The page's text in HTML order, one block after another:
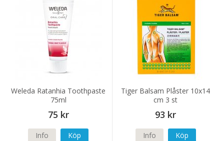
Weleda Ratanhia Toothpaste
75ml
75 kr
Info Köp
Tiger Balsam Plåster 10x14
cm 3 st
93 kr
Info Köp